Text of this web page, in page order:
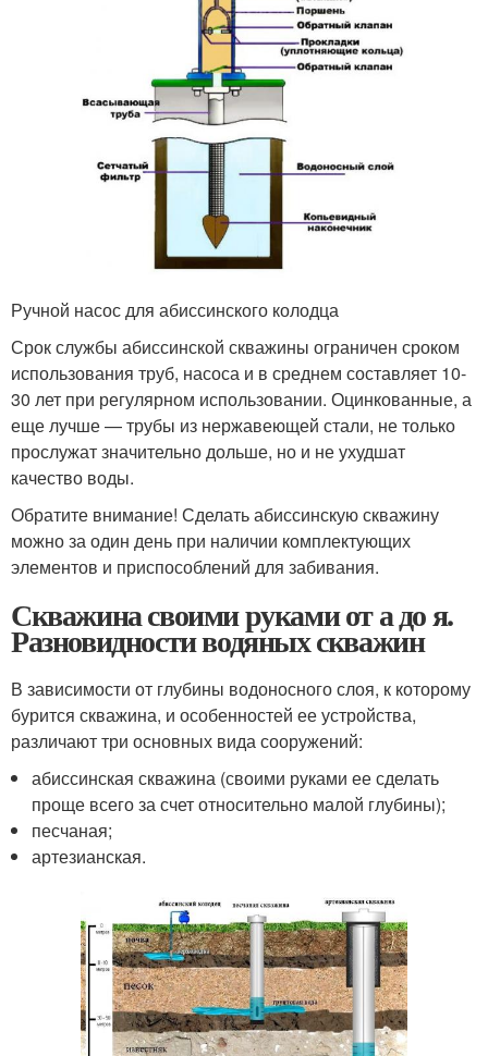
Ручной насос для абиссинского колодца
Срок службы абиссинской скважины ограничен сроком
использования труб, насоса и в среднем составляет 10-
30 лет при регулярном использовании. Оцинкованные, а
еще лучше — трубы из нержавеющей стали, не только
прослужат значительно дольше, но и не ухудшат
качество воды.
Обратите внимание! Сделать абиссинскую скважину
можно за один день при наличии комплектующих
элементов и приспособлений для забивания.
Скважина своими руками от а до я.
Разновидности водяных скважин
В зависимости от глубины водоносного слоя, к которому
бурится скважина, и особенностей ее устройства,
различают три основных вида сооружений:
абиссинская скважина (своими руками ее сделать
проще всего за счет относительно малой глубины);
песчаная;
артезианская.